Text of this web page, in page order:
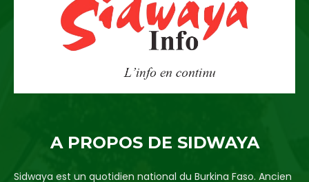
A PROPOS DE SIDWAYA
Sidwaya est un quotidien national du Burkina Faso. Ancien